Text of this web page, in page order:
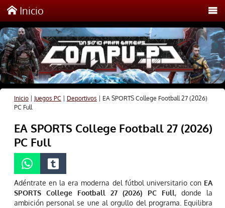
Inicio
Inicio| Juegos PC Deportivos
EA SPORTS College Football 27 (2026)
PC Full
EA SPORTS College Football 27 (2026)
PC Full
Adéntrate en la era moderna del fútbol universitario con EA
SPORTS College Football 27 (2026) PC Full, donde la
ambición personal se une al orgullo del programa. Equilibra